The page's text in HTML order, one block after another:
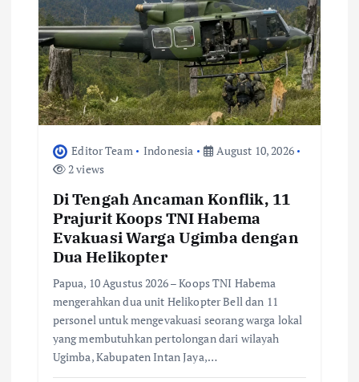
Editor Team Indonesia
August 10, 2026
2 views
Di Tengah Ancaman Konflik, 11
Prajurit Koops TNI Habema
Evakuasi Warga Ugimba dengan
Dua Helikopter
Papua, 10 Agustus 2026 – Koops TNI Habema
mengerahkan dua unit Helikopter Bell dan 11
personel untuk mengevakuasi seorang warga lokal
yang membutuhkan pertolongan dari wilayah
Ugimba, Kabupaten Intan Jaya,…